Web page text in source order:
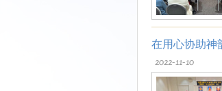
在用心协助神
2022-11-10